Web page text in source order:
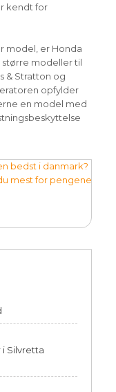
kendt for
model, er Honda
modeller til
& Stratton og
opfylder
en model med
bedst i danmark?
mest for pengene
Silvretta